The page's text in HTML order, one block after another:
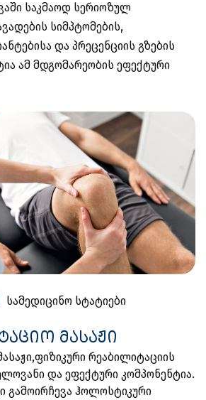
საკმაოდ სერიოზულ
სიმპტომების,
და პრეცენციის გზების
ამ მდგომარეობის ეფექტური
სამედიცინო სტატიები
მასაჟი
რეაბილიტაციის
და ეფექტური კომპონენტია.
გამოირჩევა ჰოლოსტიკური